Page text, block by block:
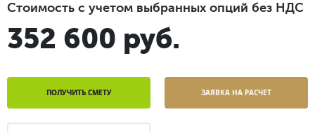
Стоимость с учетом выбранных опций без НДС
352 600 руб.
ПОЛУЧИТЬ СМЕТУ ЗАЯВКА НА РАСЧЕТ